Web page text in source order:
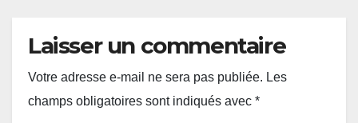
Laisser un commentaire
Votre adresse e-mail ne sera pas publiée. Les
champs obligatoires sont indiqués avec *